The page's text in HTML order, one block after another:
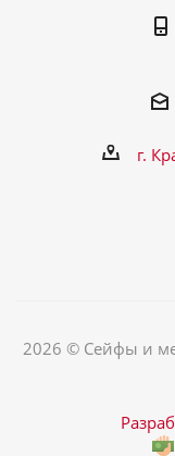
г.
2026 © Сейфы и